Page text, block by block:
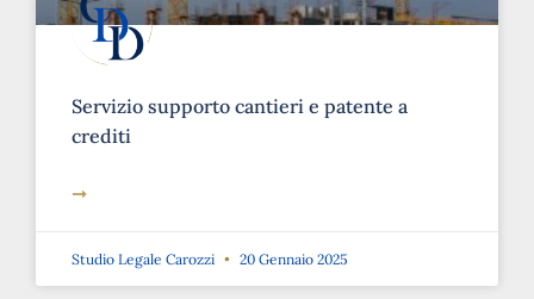
Servizio supporto cantieri e patente a
crediti
➞
Studio Legale Carozzi 20 Gennaio 2025